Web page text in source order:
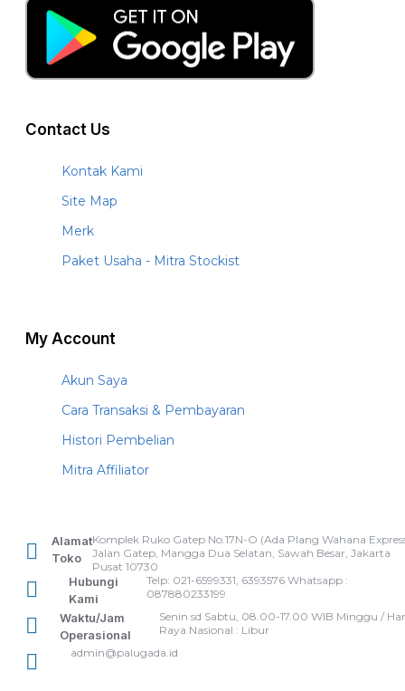
Contact Us
Kontak Kami
Site Map
Merk
Paket Usaha - Mitra Stockist
My Account
Akun Saya
Cara Transaksi & Pembayaran
Histori Pembelian
Mitra Affiliator
Alamat
Toko
Komplek Ruko Gatep No.17N-O (Ada Plang Wahana
Jalan Gatep, Mangga Dua Selatan, Sawah Besar, Jakarta
Pusat 10730
Hubungi
Kami
Telp: 021-6599331, 6393576 Whatsapp :
087880233199
Waktu/Jam
Operasional
Senin sd Sabtu, 08.00-17.00 WIB Minggu /
Raya Nasional : Libur
admin@palugada.id